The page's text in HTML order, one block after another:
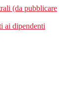
(da pubblicare
ai dipendenti